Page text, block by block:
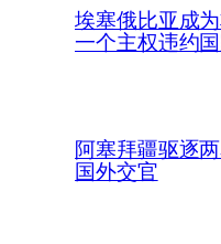
埃塞俄比亚成
一个主权违约
阿塞拜疆驱逐
国外交官